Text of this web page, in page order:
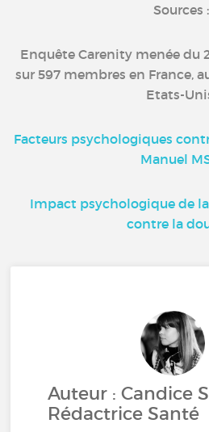
Sources :
Enquête Carenity menée du
sur 597 membres en France,
Etats-
Facteurs psychologiques
Manuel
Impact psychologique de
contre la
Auteur : Candice
Rédactrice Santé